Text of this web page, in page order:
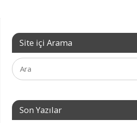
Site içi Arama
Son Yazılar